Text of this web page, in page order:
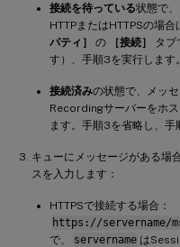
接続を待っている状態で
HTTPまたはHTTPSの場合
パティ］
の ［接続］
タブ
す）、手順3を実行します。
接続済みの状態で、メッ
Recordingサーバーをホ
ます。手順3を省略し、手
キューにメッセージがある場
スを入力します：
HTTPSで接続する場合：
https://servername/
で、
servername は